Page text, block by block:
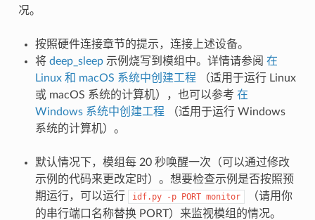
况。
按照硬件连接章节的提示，连接上述设备。
将 deep_sleep 示例烧写到模组中。详情请参阅 在
Linux 和 macOS 系统中创建工程 （适用于运行 Linux
或 macOS 系统的计算机），也可以参考 在
Windows 系统中创建工程 （适用于运行 Windows
系统的计算机）。
默认情况下，模组每 20 秒唤醒一次（可以通过修改
示例的代码来更改定时）。想要检查示例是否按照预
期运行，可以运行
idf.py -p PORT monitor
（请用你
的串行端口名称替换 PORT）来监视模组的情况。